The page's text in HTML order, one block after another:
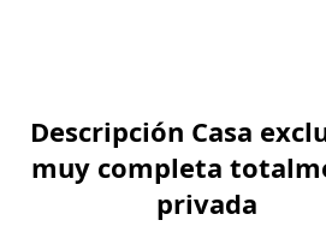
Descripción Casa
muy completa
privada